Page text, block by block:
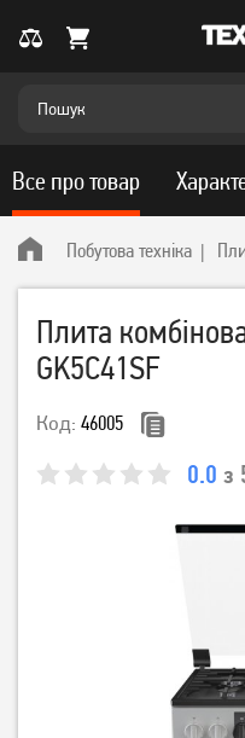
Побутова техніка
Плита
GK5C41SF
Код: 46005
0.0 з
Все про товар